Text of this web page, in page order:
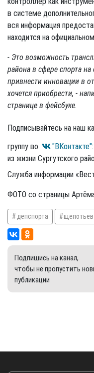
в системе
вся информация
находится на
- Это возможность
района в сфере спорта
привнести инновации в
хочется приобрести, -
странице в фейсбуке.
Подписывайтесь на наш
группу во
"ВКонтакте"
из жизни Сургутского
Служба информации
ФОТО со страницы
депспорта щепотьев
Подпишись на канал,
чтобы не пропустить
публикации